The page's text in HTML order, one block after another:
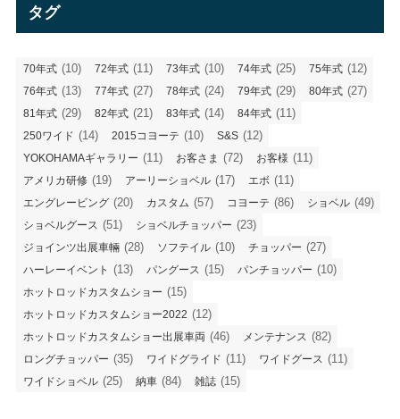
タグ
70年式 (10) 72年式 (11) 73年式 (10) 74年式 (25) 75年式 (12)
76年式 (13) 77年式 (27) 78年式 (24) 79年式 (29) 80年式 (27)
81年式 (29) 82年式 (21) 83年式 (14) 84年式 (11)
250ワイド (14) 2015コヨーテ (10) S&S (12)
YOKOHAMAギャラリー (11) お客さま (72) お客様 (11)
アメリカ研修 (19) アーリーショベル (17) エボ (11)
エングレービング (20) カスタム (57) コヨーテ (86) ショベル (49)
ショベルグース (51) ショベルチョッパー (23)
ジョインツ出展車輛 (28) ソフテイル (10) チョッパー (27)
ハーレーイベント (13) パングース (15) パンチョッパー (10)
ホットロッドカスタムショー (15)
ホットロッドカスタムショー2022 (12)
ホットロッドカスタムショー出展車両 (46) メンテナンス (82)
ロングチョッパー (35) ワイドグライド (11) ワイドグース (11)
ワイドショベル (25) 納車 (84) 雑誌 (15)